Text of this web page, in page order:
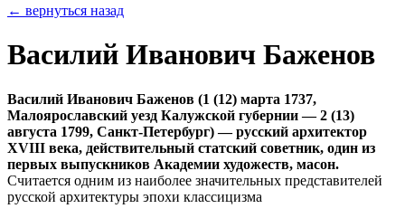
← вернуться назад
Василий Иванович Баженов
Василий Иванович Баженов (1 (12) марта 1737,
Малоярославский уезд Калужской губернии — 2 (13)
августа 1799, Санкт-Петербург) — русский архитектор
XVIII века, действительный статский советник, один из
первых выпускников Академии художеств, масон.
Считается одним из наиболее значительных представителей
русской архитектуры эпохи классицизма